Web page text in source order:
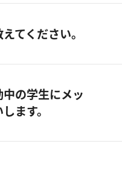
てください。
の学生にメッ
ます。